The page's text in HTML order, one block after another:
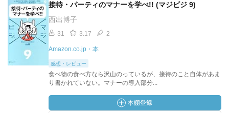
接待・パーティのマナーを学べ!! (マジビジ 9)
西出博子
31 3.17 2
Amazon.co.jp・本
感想・レビュー
食べ物の食べ方なら沢山のっているが、接待のこと自体があま
り書かれていない。マナーの導入部分...